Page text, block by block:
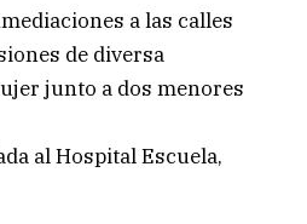
a las calles
de diversa
junto a dos menores
al Hospital Escuela,